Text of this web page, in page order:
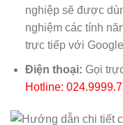
nghiệp sẽ được
nghiệm các tính
trực tiếp với
Điện thoại: Gọi
Hotline: